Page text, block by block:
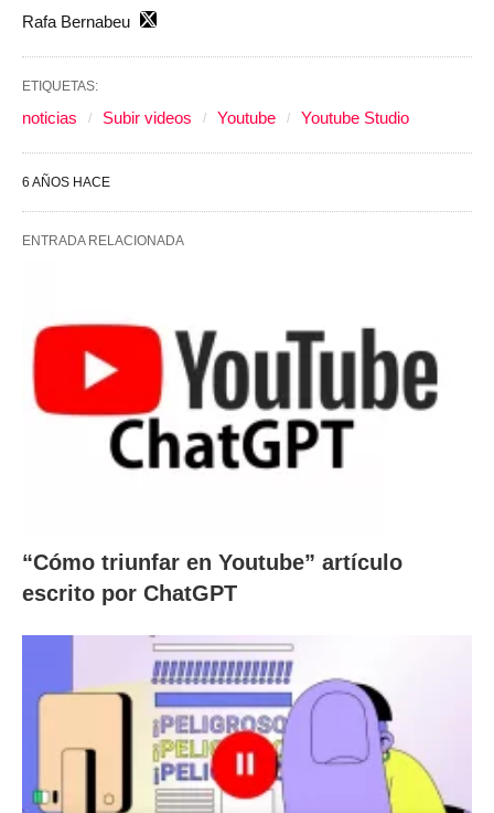
Rafa Bernabeu
ETIQUETAS:
noticias Subir videos Youtube Youtube Studio
6 AÑOS HACE
ENTRADA RELACIONADA
“Cómo triunfar en Youtube” artículo
escrito por ChatGPT